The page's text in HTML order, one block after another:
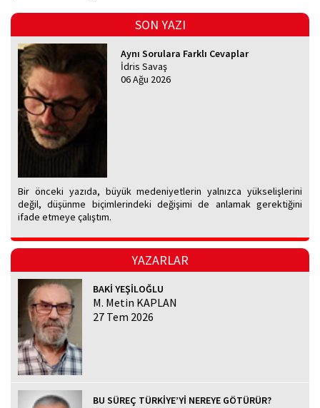
SON YAZI
Aynı Sorulara Farklı Cevaplar
İdris Savaş
06 Ağu 2026
Bir önceki yazıda, büyük medeniyetlerin yalnızca yükselişlerini
değil, düşünme biçimlerindeki değişimi de anlamak gerektiğini
ifade etmeye çalıştım.
YAZARLAR
BAKİ YEŞİLOĞLU
M. Metin KAPLAN
27 Tem 2026
BU SÜREÇ TÜRKİYE’Yİ NEREYE GÖTÜRÜR?